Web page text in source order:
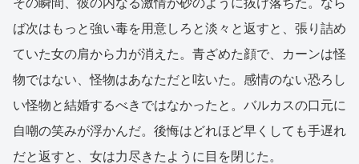
ば次はもっと強い毒を用意しろと淡々と返すと、張り詰め
ていた女の肩から力が消えた。青ざめた顔で、カーンは怪
物ではない、怪物はあなただと呟いた。感情のない恐ろし
い怪物と結婚するべきではなかったと。バルカスの口元に
自嘲の笑みが浮かんだ。後悔はどれほど早くしても手遅れ
だと返すと、女は力尽きたように目を閉じた。